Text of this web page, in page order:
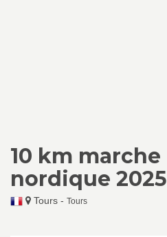
10 km marche
nordique 2025
Tours - Tours